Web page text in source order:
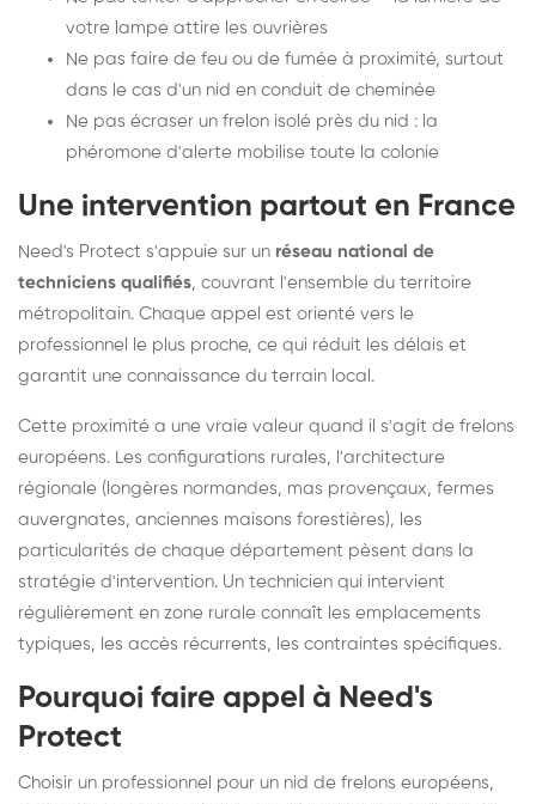
votre lampe attire les ouvrières
Ne pas faire de feu ou de fumée à proximité, surtout
dans le cas d'un nid en conduit de cheminée
Ne pas écraser un frelon isolé près du nid : la
phéromone d'alerte mobilise toute la colonie
Une intervention partout en France
Need's Protect s'appuie sur un réseau national de
techniciens qualifiés, couvrant l'ensemble du territoire
métropolitain. Chaque appel est orienté vers le
professionnel le plus proche, ce qui réduit les délais et
garantit une connaissance du terrain local.
Cette proximité a une vraie valeur quand il s'agit de frelons
européens. Les configurations rurales, l'architecture
régionale (longères normandes, mas provençaux, fermes
auvergnates, anciennes maisons forestières), les
particularités de chaque département pèsent dans la
stratégie d'intervention. Un technicien qui intervient
régulièrement en zone rurale connaît les emplacements
typiques, les accès récurrents, les contraintes spécifiques.
Pourquoi faire appel à Need's
Protect
Choisir un professionnel pour un nid de frelons européens,